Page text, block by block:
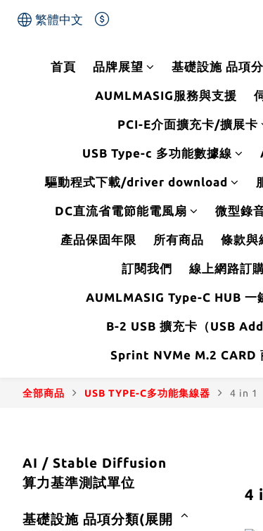
繁體中文
首頁 品牌展望 基礎設施 品項
AUMLMASIG服務與支援
PCI-E介面擴充卡/擴展卡
USB Type-c 多功能數據線
驅動程式下載/driver download
DC直流省電節能電風扇 微型錄
產品保固年限 所有商品 條款與
訂閱我們 線上網路訂
AUMLMASIG Type-C HUB 一
B-2 USB 擴充卡（USB
Sprint NVMe M.2 CARD
全部商品 USB TYPE-C多功能集線器 4 in 1
AI / Stable Diffusion
算力基準測試單位
基礎設施 品項分類(展開
4